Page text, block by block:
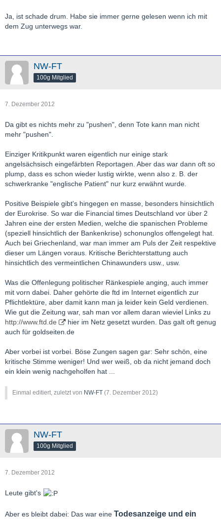
Ja, ist schade drum. Habe sie immer gerne gelesen wenn ich mit
dem Zug unterwegs war.
NW-FT
100g Mitglied
7. Dezember 2012
Da gibt es nichts mehr zu "pushen", denn Tote kann man nicht
mehr "pushen".
Einziger Kritikpunkt waren eigentlich nur einige stark
angelsächsisch eingefärbten Reportagen. Aber das war dann oft so
plump, dass es schon wieder lustig wirkte, wenn also z. B. der
schwerkranke "englische Patient" nur kurz erwähnt wurde.
Positive Beispiele gibt's hingegen en masse, besonders hinsichtlich
der Eurokrise. So war die Financial times Deutschland vor über 2
Jahren eine der ersten Medien, welche die spanischen Probleme
(speziell hinsichtlich der Bankenkrise) schonunglos offengelegt hat.
Auch bei Griechenland, war man immer am Puls der Zeit respektive
dieser um Längen voraus. Kritische Berichterstattung auch
hinsichtlich des vermeintlichen Chinawunders usw., usw.
Was die Offenlegung politischer Ränkespiele anging, auch immer
mit vorn dabei. Daher gehörte die ftd im Internet eigentlich zur
Pflichtlektüre, aber damit kann man ja leider kein Geld verdienen.
Wie gut die Zeitung war, sah man vor allem daran wieviel Links zu
http://www.ftd.de
hier im Netz gesetzt wurden. Das galt oft genug
auch für goldseiten.de
Aber vorbei ist vorbei. Böse Zungen sagen gar: Sehr schön, eine
kritische Stimme weniger! Und wer weiß, ob da nicht jemand doch
ein klein wenig nachgeholfen hat ...
Einmal editiert, zuletzt von NW-FT (7. Dezember 2012)
NW-FT
100g Mitglied
7. Dezember 2012
Leute gibt's
Aber es bleibt dabei: Das war eine Todesanzeige und ein